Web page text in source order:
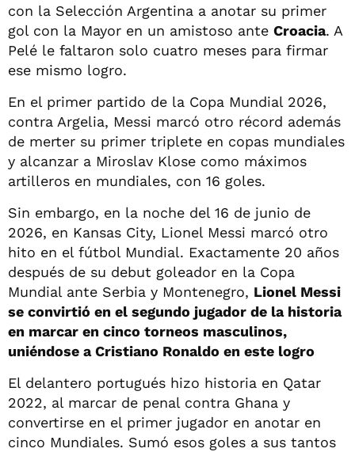
con la Selección Argentina a anotar su primer
gol con la Mayor en un amistoso ante Croacia. A
Pelé le faltaron solo cuatro meses para firmar
ese mismo logro.
En el primer partido de la Copa Mundial 2026,
contra Argelia, Messi marcó otro récord además
de merter su primer triplete en copas mundiales
y alcanzar a Miroslav Klose como máximos
artilleros en mundiales, con 16 goles.
Sin embargo, en la noche del 16 de junio de
2026, en Kansas City, Lionel Messi marcó otro
hito en el fútbol Mundial. Exactamente 20 años
después de su debut goleador en la Copa
Mundial ante Serbia y Montenegro, Lionel Messi
se convirtió en el segundo jugador de la historia
en marcar en cinco torneos masculinos,
uniéndose a Cristiano Ronaldo en este logro
El delantero portugués hizo historia en Qatar
2022, al marcar de penal contra Ghana y
convertirse en el primer jugador en anotar en
cinco Mundiales. Sumó esos goles a sus tantos